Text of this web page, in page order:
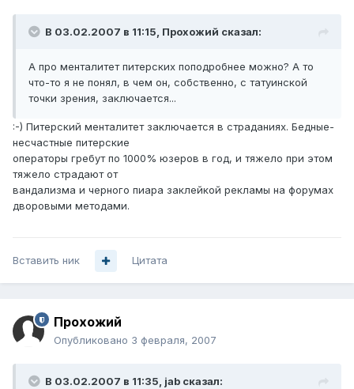
В 03.02.2007 в 11:15, Прохожий сказал:
А про менталитет питерских поподробнее можно? А то
что-то я не понял, в чем он, собственно, с татуинской
точки зрения, заключается...
:-) Питерский менталитет заключается в страданиях. Бедные-
несчастные питерские
операторы гребут по 1000% юзеров в год, и тяжело при этом
тяжело страдают от
вандализма и черного пиара заклейкой рекламы на форумах
дворовыми методами.
Вставить ник Цитата
Прохожий
Опубликовано 3 февраля, 2007
В 03.02.2007 в 11:35, jab сказал: